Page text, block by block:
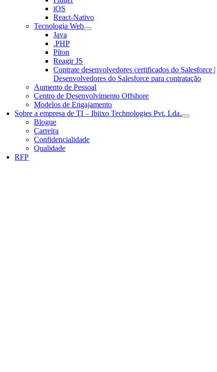
iOS
React-Nativo
Tecnologia Web
Java
.PHP
Píton
Reagir JS
Contrate desenvolvedores certificados do Salesforce |
Desenvolvedores do Salesforce para contratação
Aumento de Pessoal
Centro de Desenvolvimento Offshore
Modelos de Engajamento
Sobre a empresa de TI – Ibiixo Technologies Pvt. Lda.
Blogue
Carreira
Confidencialidade
Qualidade
RFP